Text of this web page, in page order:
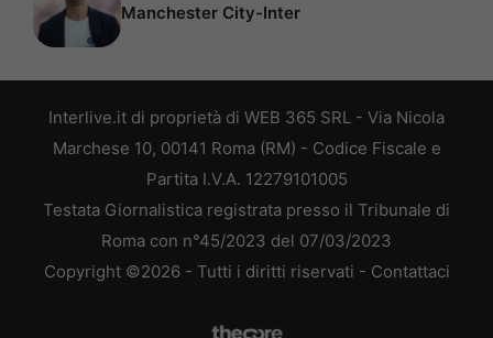
Manchester City-Inter
Interlive.it di proprietà di WEB 365 SRL - Via Nicola
Marchese 10, 00141 Roma (RM) - Codice Fiscale e
Partita I.V.A. 12279101005
Testata Giornalistica registrata presso il Tribunale di
Roma con n°45/2023 del 07/03/2023
Copyright ©2026 - Tutti i diritti riservati - Contattaci